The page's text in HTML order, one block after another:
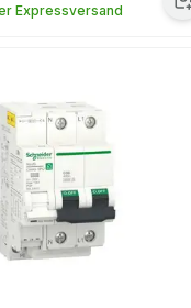
Expressversand